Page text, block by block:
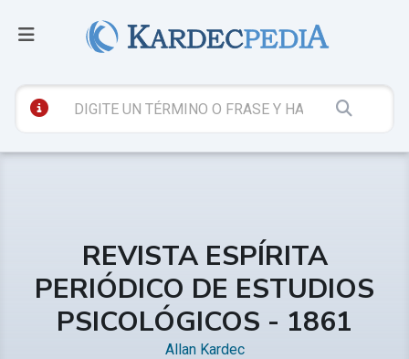
REVISTA ESPÍRITA
PERIÓDICO DE ESTUDIOS
PSICOLÓGICOS - 1861
Allan Kardec